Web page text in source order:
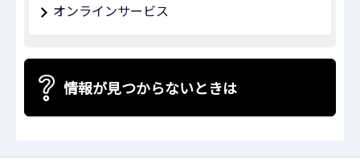
オンラインサービス
情報が見つからないときは